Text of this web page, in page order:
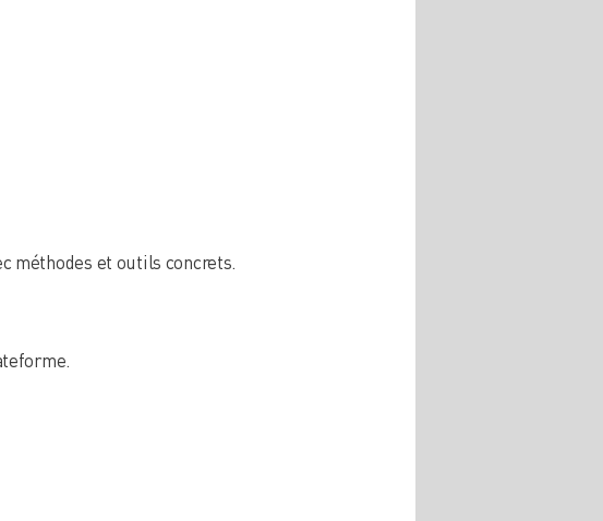
méthodes et outils concrets.